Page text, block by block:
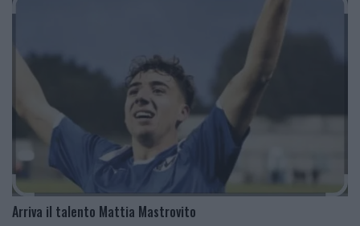
Arriva il talento Mattia Mastrovito